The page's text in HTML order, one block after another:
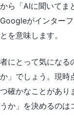
ら「AIに聞いてま
がインター
を意味します。
にとって気になる
」でしょう。現時
確かなことがあり
か」を決めるのは